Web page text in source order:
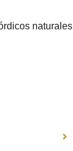
naturales